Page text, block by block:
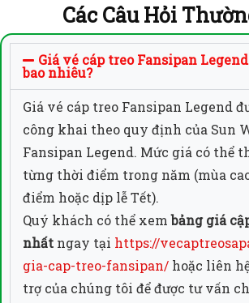
Các Câu Hỏi
Giá vé cáp treo Fansipan
bao nhiêu?
Giá vé cáp treo Fansipan Legend
công khai theo quy định của Sun
Fansipan Legend. Mức giá có thể
từng thời điểm trong năm (mùa
điểm hoặc dịp lễ Tết).
Quý khách có thể xembảng giá
nhất ngay tại https://
gia-cap-treo-fansipan/ hoặc liên
trợ của chúng tôi để được tư vấn